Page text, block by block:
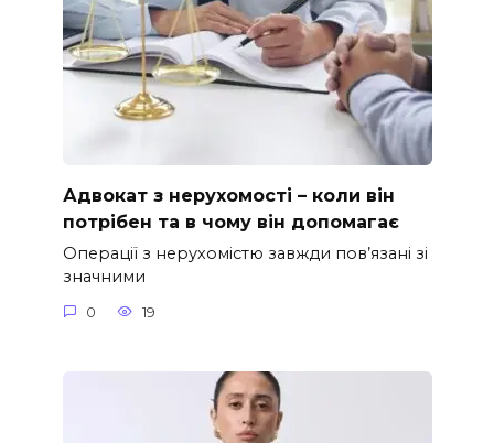
Адвокат з нерухомості – коли він
потрібен та в чому він допомагає
Операції з нерухомістю завжди пов’язані зі
значними
0 19